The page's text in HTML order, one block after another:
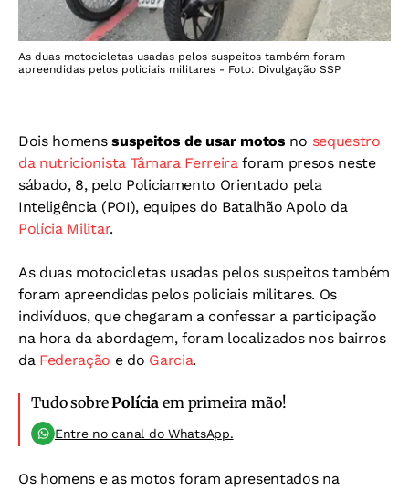
As duas motocicletas usadas pelos suspeitos também foram
apreendidas pelos policiais militares - Foto: Divulgação SSP
Dois homenssuspeitos de usar motos no sequestro
da nutricionista Tâmara Ferreiraforam presos neste
sábado, 8, pelo Policiamento Orientado pela
Inteligência (POI), equipes do Batalhão Apolo da
Polícia Militar.
As duas motocicletas usadas pelos suspeitos também
foram apreendidas pelos policiais militares. Os
indivíduos, que chegaram a confessar a participação
na hora da abordagem, foram localizados nos bairros
da Federação e do Garcia.
Tudo sobrePolícia em primeira mão!
Entre no canal do WhatsApp.
Os homens e as motos foram apresentados na